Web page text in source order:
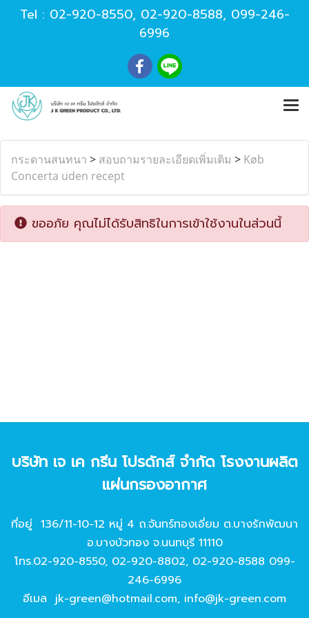
Tel : 02-920-8550, 02-920-8588, 099-246-
6996
กระดานสนทนา > สอบถามรายละเอียดเพิ่มเติม > Køb
Concerta uden recept
ขออภัย คุณไม่ได้รับสิทธิในการเข้าใช้งานในส่วนนี้
บริษัท เจ เค กรีน โปรดักส์ จํากัด โรงงานผลิต
แผ่นกรองอากาศ
ที่อยู่ 136/11-10-12 หมู่ 4 ถ.จันทร์ทองเอี่ยม ต.บางรักพัฒนา
อ.บางบัวทอง จ.นนทบุรี 11110
โทร.02-920-8550, 02-920-8802, 02-920-8588 099-
246-6996
อีเมล jk-green@hotmail.com, info@jk-green.com